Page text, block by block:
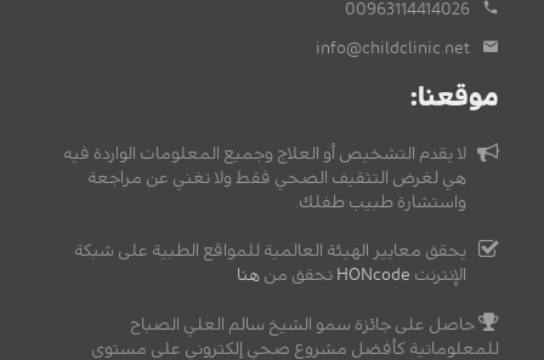
00963114414026
info@childclinic.net
موقعنا:
لا يقدم التشخيص أو العلاج وجميع المعلومات الواردة فيه
هي لغرض التثقيف الصحي فقط ولا تغني عن مراجعة
واستشارة طبيب طفلك.
يحقق معايير الهيئة العالمية للمواقع الطبية على شبكة
الإنترنت HONcode تحقق من هنا
حاصل على جائزة سمو الشيخ سالم العلي الصباح
للمعلوماتية كأفضل مشروع صحي إلكتروني على مستوى